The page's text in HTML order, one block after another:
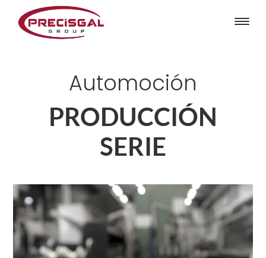
Automoción
PRODUCCIÓN
SERIE